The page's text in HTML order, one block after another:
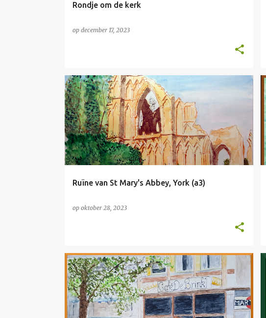
Rondje om de kerk
op december 17, 2023
Ruïne van St Mary's Abbey, York (a3)
op oktober 28, 2023
NIET TE KOOP
NIET TE KOOP